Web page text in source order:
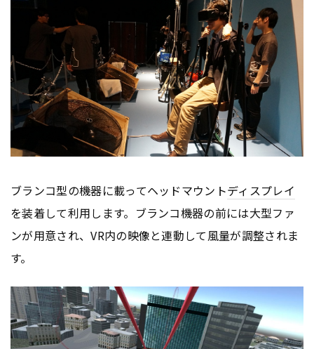
ブランコ型の機器に載ってヘッドマウントディスプレイ
を装着して利用します。ブランコ機器の前には大型ファ
ンが用意され、VR内の映像と連動して風量が調整されま
す。